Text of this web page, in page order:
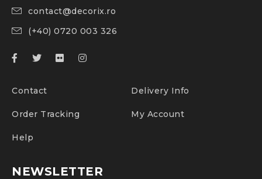
contact@decorix.ro
(+40) 0720 003 326
Contact Delivery Info
Order Tracking My Account
Help
NEWSLETTER